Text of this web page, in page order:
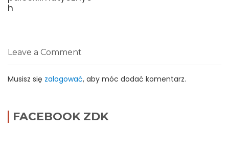
h
Leave a Comment
Musisz się zalogować, aby móc dodać komentarz.
FACEBOOK ZDK